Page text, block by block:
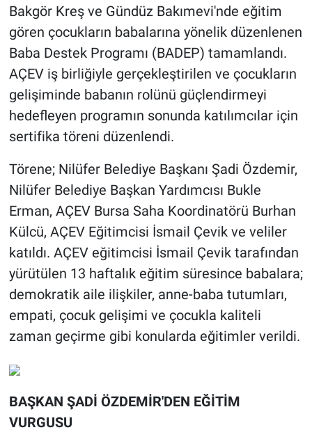
Bakgör Kreş ve Gündüz Bakımevi'nde eğitim
gören çocukların babalarına yönelik düzenlenen
Baba Destek Programı (BADEP) tamamlandı.
AÇEV iş birliğiyle gerçekleştirilen ve çocukların
gelişiminde babanın rolünü güçlendirmeyi
hedefleyen programın sonunda katılımcılar için
sertifika töreni düzenlendi.
Törene; Nilüfer Belediye Başkanı Şadi Özdemir,
Nilüfer Belediye Başkan Yardımcısı Bukle
Erman, AÇEV Bursa Saha Koordinatörü Burhan
Külcü, AÇEV Eğitimcisi İsmail Çevik ve veliler
katıldı. AÇEV eğitimcisi İsmail Çevik tarafından
yürütülen 13 haftalık eğitim süresince babalara;
demokratik aile ilişkiler, anne-baba tutumları,
empati, çocuk gelişimi ve çocukla kaliteli
zaman geçirme gibi konularda eğitimler verildi.
BAŞKAN ŞADİ ÖZDEMİR'DEN EĞİTİM
VURGUSU